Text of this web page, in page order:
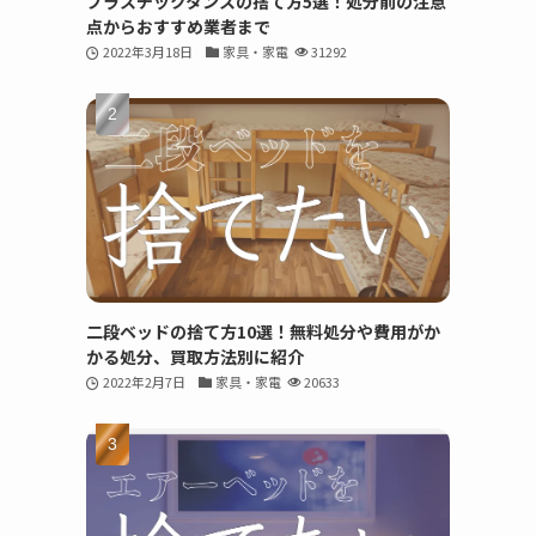
点からおすすめ業者まで
2022年3月18日 家具・家電 31292
二段ベッドの捨て方10選！無料処分や費用がか
かる処分、買取方法別に紹介
2022年2月7日 家具・家電 20633